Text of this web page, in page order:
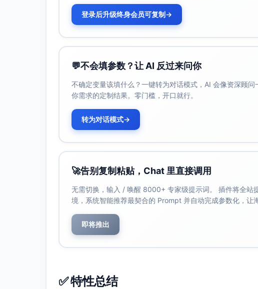
数据惊人
有人统计了2000条热门推文的开场逻辑。
幽默风趣
你的妈妈，不包括别人。
换个开头，打开以下方法库。
经典倒叙
这是一条彻底改变了我推特账号的开场。
但没人为此告诉过我这些秘诀。
登录后升级终身会员可复制→
💬不会填参数？让 AI 反过来问你
不确定变量该填什么？一键转为对话模式，AI 会像资深顾
你需求的定制结果。零门槛，开口就行。
转为对话模式→
🚀告别复制粘贴，Chat 里直接调用
无需切换，输入 / 唤醒 8000+ 专家级提示词。 插件将全站
境，系统智能推荐最契合的 Prompt 并自动完成参数化，让
即将推出
✅ 特性总结